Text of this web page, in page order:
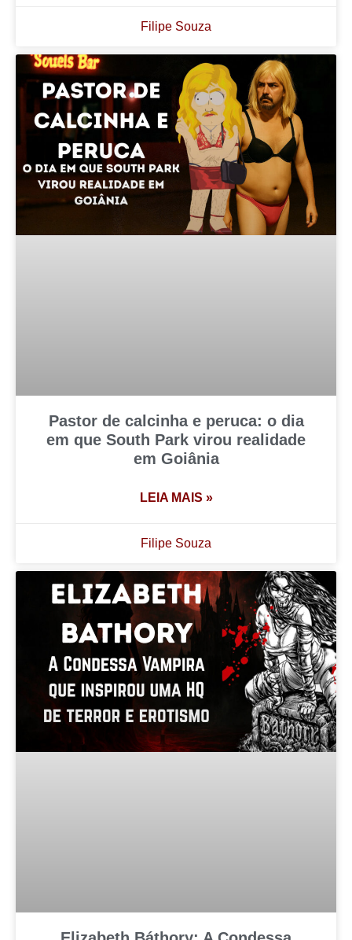
Filipe Souza
Pastor de calcinha e peruca: o dia
em que South Park virou realidade
em Goiânia
LEIA MAIS »
Filipe Souza